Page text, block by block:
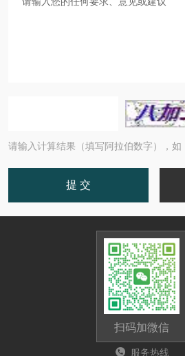
请输入计算结果（填写阿拉伯数字），如
扫码加微信
服务热线